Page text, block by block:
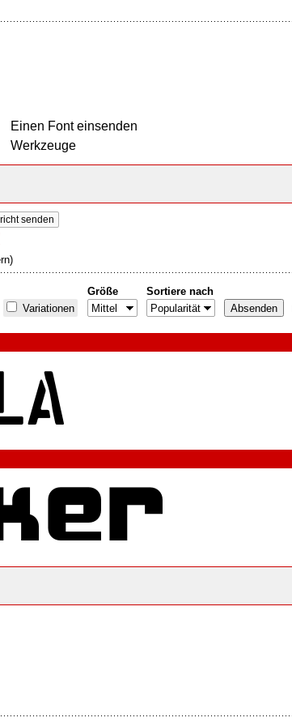
Einen Font einsenden
Werkzeuge
senden
Variationen
Größe Sortiere nach